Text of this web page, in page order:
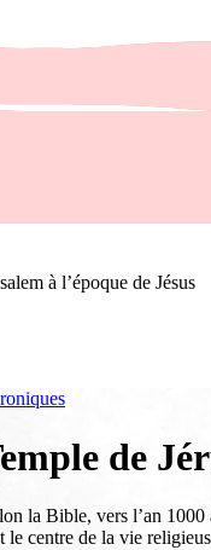
à l’époque de Jésus
de
la Bible, vers l’an
le centre de la vie